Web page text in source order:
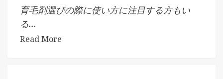
育毛剤選びの際に使い方に注目する方もい
る...
Read More